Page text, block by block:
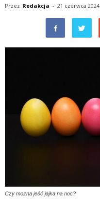
Przez Redakcja - 21 czerwca 2024
Czy można jeść jajka na noc?